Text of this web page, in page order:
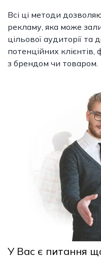
Всі ці методи
рекламу, яка може
цільової аудиторії та
потенційних клієнтів,
з брендом чи товаром.
У Вас є питання